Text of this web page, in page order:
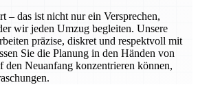
– das ist nicht nur ein Versprechen,
wir jeden Umzug begleiten. Unsere
präzise, diskret und respektvoll mit
Sie die Planung in den Händen von
den Neuanfang konzentrieren können,